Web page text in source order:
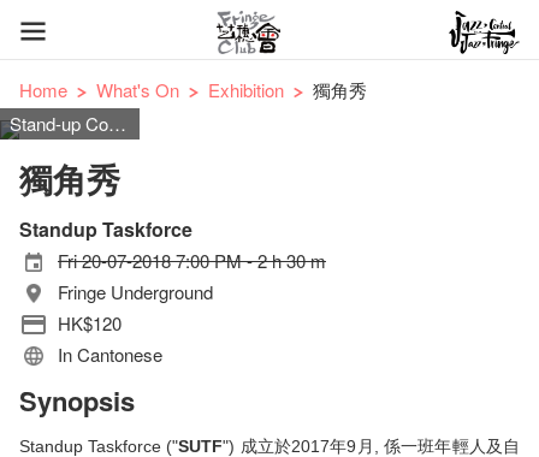
Home What's On Exhibition
獨角秀
Stand-up Comedy
獨角秀
Standup Taskforce
Fri 20-07-2018 7:00 PM - 2 h 30 m
Fringe Underground
HK$120
In Cantonese
Synopsis
Standup Taskforce ("SUTF") 成立於2017年9月, 係一班年輕人及自